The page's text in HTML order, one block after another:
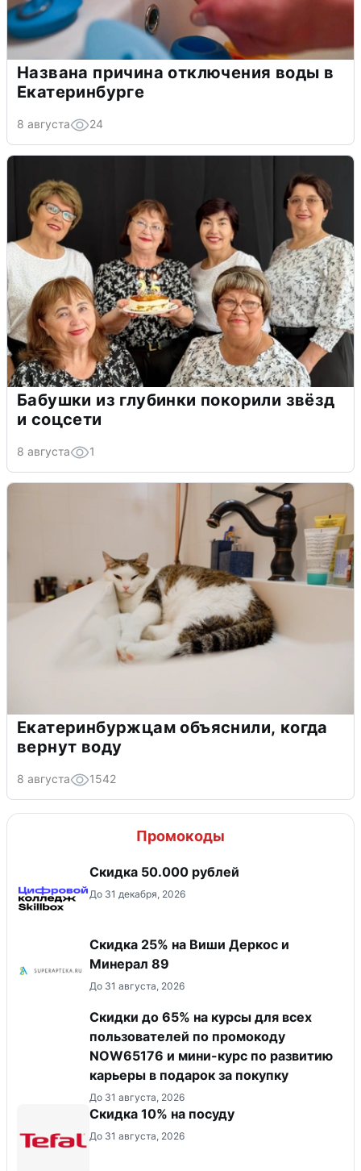
Названа причина отключения воды в
Екатеринбурге
8 августа 24
Бабушки из глубинки покорили звёзд
и соцсети
8 августа 1
Екатеринбуржцам объяснили, когда
вернут воду
8 августа 1542
Промокоды
Скидка 50.000 рублей
До 31 декабря, 2026
Скидка 25% на Виши Деркос и
Минерал 89
До 31 августа, 2026
Скидки до 65% на курсы для всех
пользователей по промокоду
NOW65176 и мини-курс по развитию
карьеры в подарок за покупку
До 31 августа, 2026
Скидка 10% на посуду
До 31 августа, 2026